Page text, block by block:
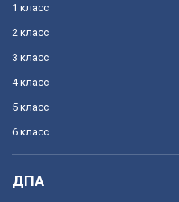
1 класс
2 класс
3 класс
4 класс
5 класс
6 класс
ДПА